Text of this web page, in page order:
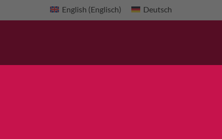
English (Englisch) Deutsch